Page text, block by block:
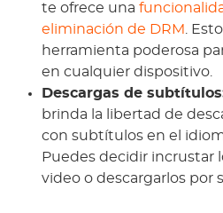
te ofrece una
eliminación de DRM
.
herramienta poderosa
en cualquier dispositivo.
Descargas de
brinda la libertad de
con subtítulos en el
Puedes decidir incrustar
video o descargarlos por